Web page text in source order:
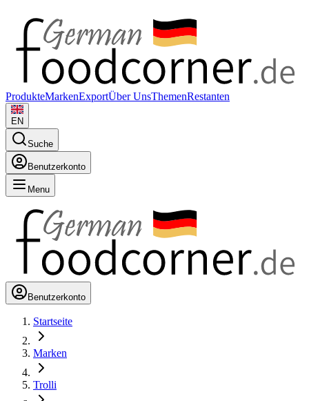
ProdukteMarkenExportÜber UnsThemenRestanten
EN
Suche
Benutzerkonto
Menu
Benutzerkonto
Startseite
Marken
Trolli